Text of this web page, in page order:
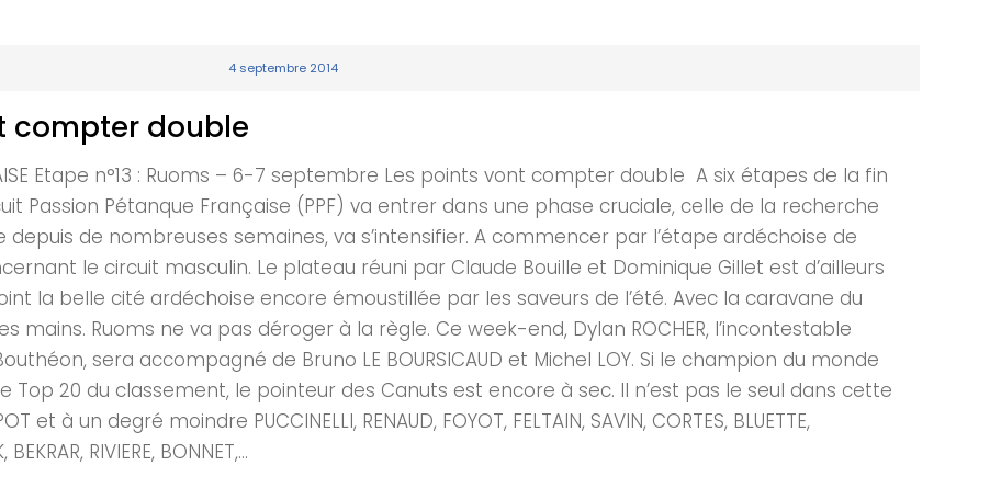
4 septembre 2014
compter double
Etape n°13 : Ruoms – 6-7 septembre Les points vont compter double A six étapes de la fin
Passion Pétanque Française (PPF) va entrer dans une phase cruciale, celle de la recherche
de nombreuses semaines, va s’intensifier. A commencer par l’étape ardéchoise de
le circuit masculin. Le plateau réuni par Claude Bouille et Dominique Gillet est d’ailleurs
la belle cité ardéchoise encore émoustillée par les saveurs de l’été. Avec la caravane du
mains. Ruoms ne va pas déroger à la règle. Ce week-end, Dylan ROCHER, l’incontestable
sera accompagné de Bruno LE BOURSICAUD et Michel LOY. Si le champion du monde
Top 20 du classement, le pointeur des Canuts est encore à sec. Il n’est pas le seul dans cette
et à un degré moindre PUCCINELLI, RENAUD, FOYOT, FELTAIN, SAVIN, CORTES, BLUETTE,
RIVIERE, BONNET,...